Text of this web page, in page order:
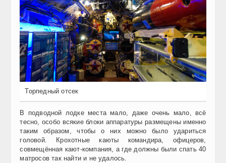
Торпедный отсек
В подводной лодке места мало, даже очень мало, всё
тесно, особо всякие блоки аппаратуры размещены именно
таким образом, чтобы о них можно было удариться
головой. Крохотные каюты командира, офицеров,
совмещённая кают-компания, а где должны были спать 40
матросов так найти и не удалось.